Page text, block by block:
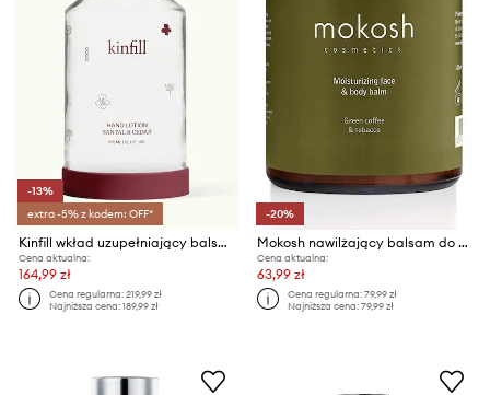
-13%
extra -5% z kodem: OFF*
Kinfill wkład uzupełniający balsamu do rąk Santal & Cedar 375 ml
Cena aktualna:
164,99 zł
Cena regularna:219,99 zł
Najniższa cena:189,99 zł
-20%
Mokosh nawilżający balsam do twarzy i ciała Zielona Kawa & Tytoń 180 ml
Cena aktualna:
63,99 zł
Cena regularna:79,99 zł
Najniższa cena:79,99 zł